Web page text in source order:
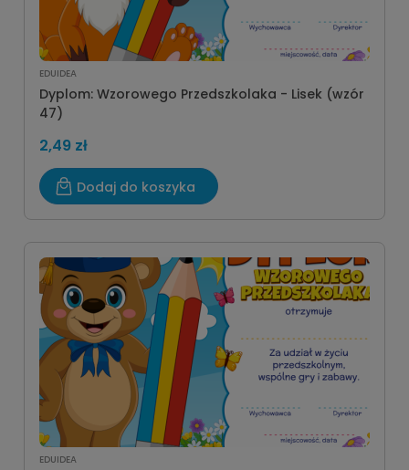
EDUIDEA
Dyplom: Wzorowego Przedszkolaka - Lisek (wzór
47)
2,49 zł
Dodaj do koszyka
EDUIDEA